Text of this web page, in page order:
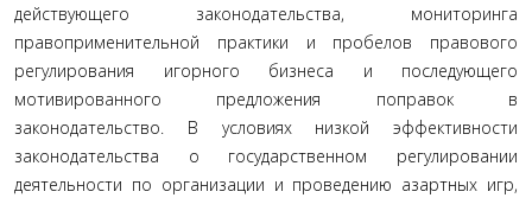
действующего законодательства, мониторинга
правоприменительной практики и пробелов правового
регулирования игорного бизнеса и последующего
мотивированного предложения поправок в
законодательство. В условиях низкой эффективности
законодательства о государственном регулировании
деятельности по организации и проведению азартных игр,